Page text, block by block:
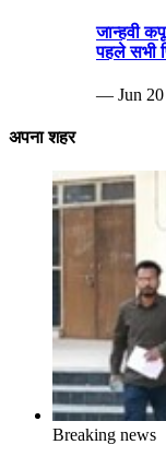
जान्हवी
पहले सभी
— Jun 20
अपना शहर
Breaking news